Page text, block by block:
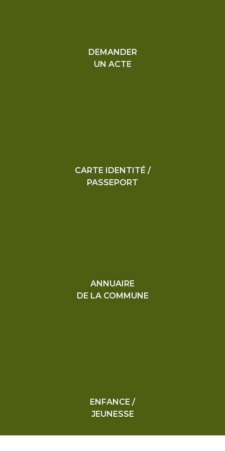
DEMANDER
UN ACTE
CARTE IDENTITÉ /
PASSEPORT
ANNUAIRE
DE LA COMMUNE
ENFANCE /
JEUNESSE